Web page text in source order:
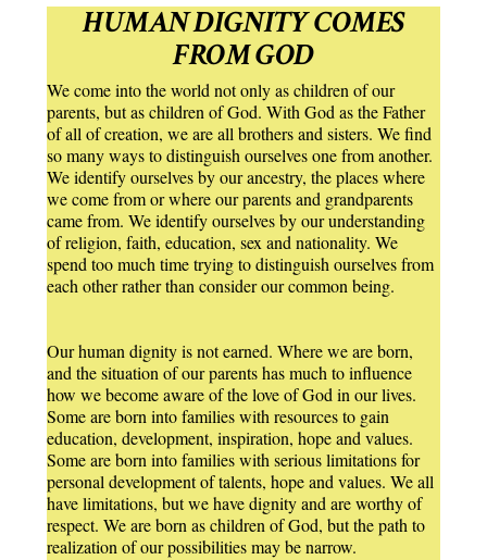
HUMAN DIGNITY COMES
FROM GOD
We come into the world not only as children of our
parents, but as children of God. With God as the Father
of all of creation, we are all brothers and sisters. We find
so many ways to distinguish ourselves one from another.
We identify ourselves by our ancestry, the places where
we come from or where our parents and grandparents
came from. We identify ourselves by our understanding
of religion, faith, education, sex and nationality. We
spend too much time trying to distinguish ourselves from
each other rather than consider our common being.
Our human dignity is not earned. Where we are born,
and the situation of our parents has much to influence
how we become aware of the love of God in our lives.
Some are born into families with resources to gain
education, development, inspiration, hope and values.
Some are born into families with serious limitations for
personal development of talents, hope and values. We all
have limitations, but we have dignity and are worthy of
respect. We are born as children of God, but the path to
realization of our possibilities may be narrow.